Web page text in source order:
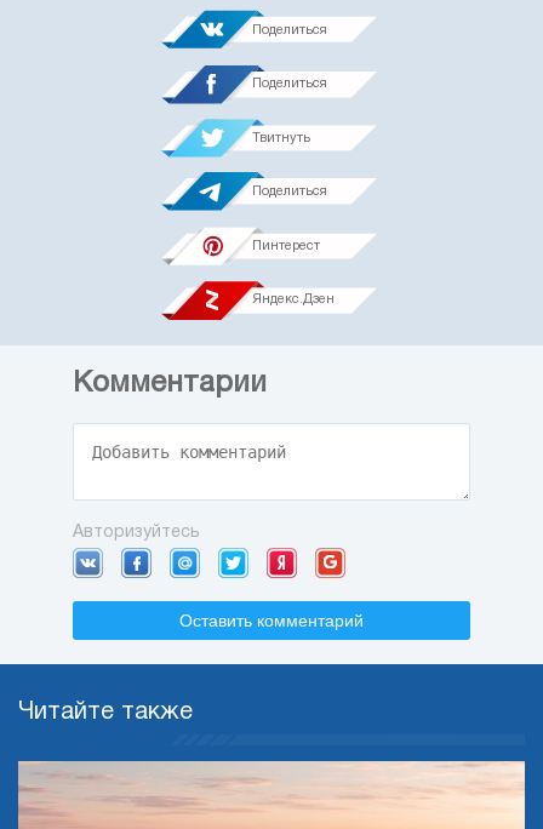
Поделиться
Поделиться
Твитнуть
Поделиться
Пинтерест
Яндекс.Дзен
Комментарии
Авторизуйтесь
Оставить комментарий
Читайте также